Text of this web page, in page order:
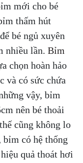
mới cho bé
thấm hút
bé ngủ xuyên
nhiều lần. Bỉm
chọn hoàn hảo
và có sức chứa
vậy, bỉm
nên bé thoải
cũng không lo
có hệ thống
quả thoát hơi